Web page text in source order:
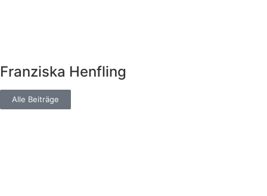
Franziska Henfling
Alle Beiträge